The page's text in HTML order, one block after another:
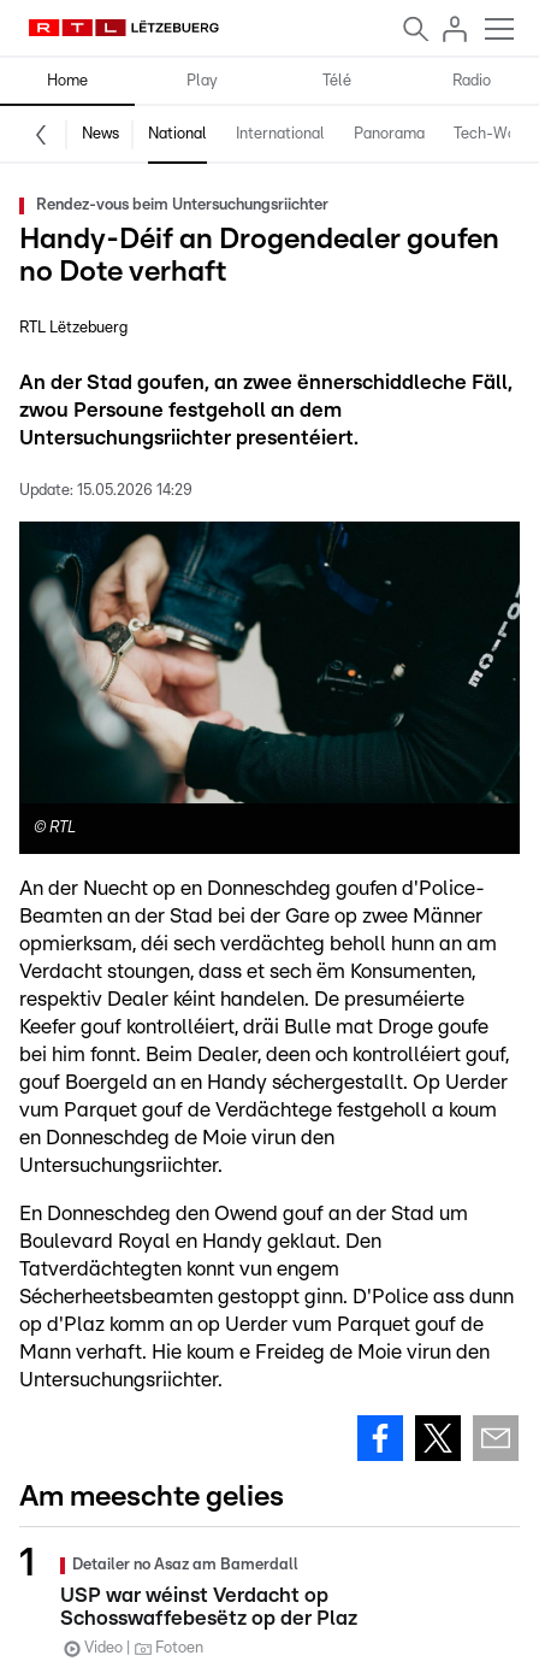
Home Play Télé Radio
News National International Panorama Tech-World
Rendez-vous beim Untersuchungsriichter
Handy-Déif an Drogendealer goufen
no Dote verhaft
RTL Lëtzebuerg
An der Stad goufen, an zwee ënnerschiddleche Fäll,
zwou Persoune festgeholl an dem
Untersuchungsriichter presentéiert.
Update: 15.05.2026 14:29
© RTL
An der Nuecht op en Donneschdeg goufen d'Police-
Beamten an der Stad bei der Gare op zwee Männer
opmierksam, déi sech verdächteg beholl hunn an am
Verdacht stoungen, dass et sech ëm Konsumenten,
respektiv Dealer kéint handelen. De presuméierte
Keefer gouf kontrolléiert, dräi Bulle mat Droge goufe
bei him fonnt. Beim Dealer, deen och kontrolléiert gouf,
gouf Boergeld an en Handy séchergestallt. Op Uerder
vum Parquet gouf de Verdächtege festgeholl a koum
en Donneschdeg de Moie virun den
Untersuchungsriichter.
En Donneschdeg den Owend gouf an der Stad um
Boulevard Royal en Handy geklaut. Den
Tatverdächtegten konnt vun engem
Sécherheetsbeamten gestoppt ginn. D'Police ass dunn
op d'Plaz komm an op Uerder vum Parquet gouf de
Mann verhaft. Hie koum e Freideg de Moie virun den
Untersuchungsriichter.
Am meeschte gelies
Detailer no Asaz am Bamerdall
USP war wéinst Verdacht op
Schosswaffebesëtz op der Plaz
Video Fotoen